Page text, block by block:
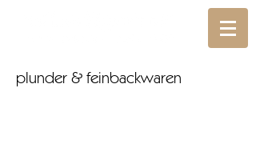
plunder & feinbackwaren